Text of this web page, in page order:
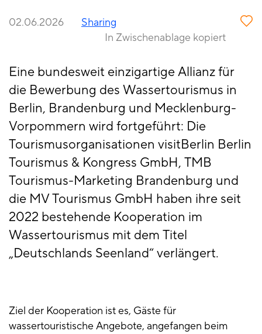
02.06.2026
Sharing
In Zwischenablage kopiert
Eine bundesweit einzigartige Allianz für
die Bewerbung des Wassertourismus in
Berlin, Brandenburg und Mecklenburg-
Vorpommern wird fortgeführt: Die
Tourismusorganisationen visitBerlin Berlin
Tourismus & Kongress GmbH, TMB
Tourismus-Marketing Brandenburg und
die MV Tourismus GmbH haben ihre seit
2022 bestehende Kooperation im
Wassertourismus mit dem Titel
„Deutschlands Seenland“ verlängert.
Ziel der Kooperation ist es, Gäste für
wassertouristische Angebote, angefangen beim